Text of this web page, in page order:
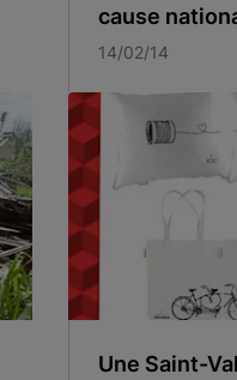
cause
14/02/14
Une Saint-